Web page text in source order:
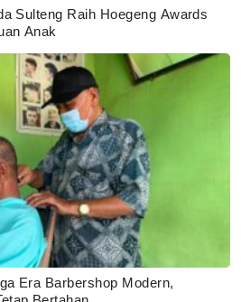
Sulteng Raih Hoegeng Awards
Anak
Era Barbershop Modern,